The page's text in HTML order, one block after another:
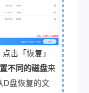
击「恢复」
不同的磁盘来
D盘恢复的文